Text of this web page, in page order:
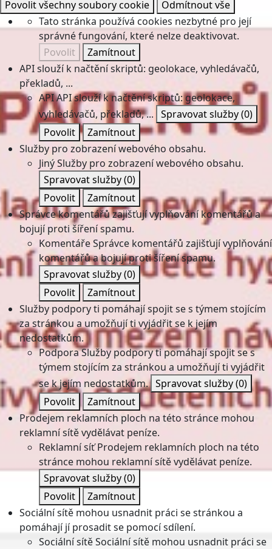
Povolit všechny soubory cookie
Odmítnout vše
Tato stránka používá cookies nezbytné pro její
správné fungování, které nelze deaktivovat.
Povolit
Zamítnout
API slouží k načtění skriptů: geolokace, vyhledávačů,
překladů, ...
APIAPI slouží k načtění skriptů: geolokace,
vyhledávačů, překladů, ... Spravovat služby(0)
Povolit
Zamítnout
Služby pro zobrazení webového obsahu.
JinýSlužby pro zobrazení webového obsahu.
Spravovat služby(0)
Povolit
Zamítnout
Správce komentářů zajišťují vyplňování komentářů a
bojují proti šíření spamu.
KomentářeSprávce komentářů zajišťují vyplňování
komentářů a bojují proti šíření spamu.
Spravovat služby(0)
Povolit
Zamítnout
Služby podpory ti pomáhají spojit se s týmem stojícím
za stránkou a umožňují ti vyjádřit se k jejím
nedostatkům.
PodporaSlužby podpory ti pomáhají spojit se s
týmem stojícím za stránkou a umožňují ti vyjádřit
se k jejím nedostatkům. Spravovat služby(0)
Povolit
Zamítnout
Prodejem reklamních ploch na této stránce mohou
reklamní sítě vydělávat peníze.
Reklamní síť Prodejem reklamních ploch na této
stránce mohou reklamní sítě vydělávat peníze.
Spravovat služby(0)
Povolit
Zamítnout
Sociální sítě mohou usnadnit práci se stránkou a
pomáhají jí prosadit se pomocí sdílení.
Sociální sítěSociální sítě mohou usnadnit práci se